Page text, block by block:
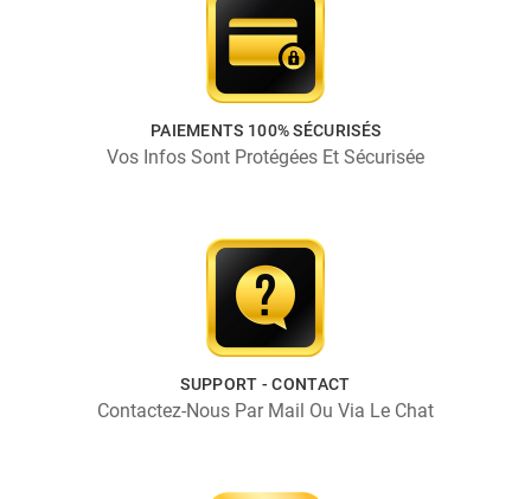
PAIEMENTS 100% SÉCURISÉS
Vos Infos Sont Protégées Et Sécurisée
SUPPORT - CONTACT
Contactez-Nous Par Mail Ou Via Le Chat